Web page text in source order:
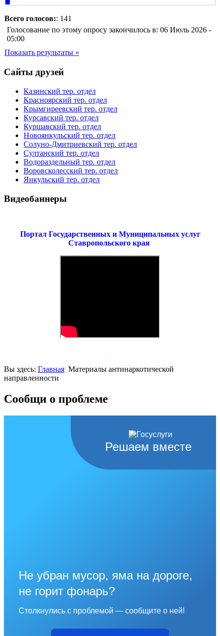
Всего голосов:: 141
Голосование по этому опросу закончилось в: 06 Июль 2026 -
05:00
Показать результаты »
Сайты друзей
Казинский тер. отдел
Красноярский тер. отдел
Крымгиреевский тер. отдел
Курсавский тер. отдел
Куршавский тер. отдел
Новоянкульский тер. отдел
Солуно-Дмитриевский тер. отдел
Султанский тер. отдел
Водораздельный тер. отдел
Воровсколесский тер. отдел
Янкульский тер. отдел
Видеобаннеры
Портал Государственных и Муниципальных услуг
Ставропольского края
Вы здесь: Главная Материалы антинаркотической
направленности
Сообщи о проблеме
Решаем вместе
Не убран мусор, яма на дороге,
не горит фонарь?
Столкнулись с проблемой — сообщите о ней!